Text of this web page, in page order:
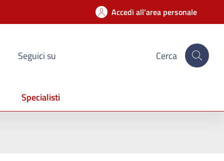
Accedi all'area personale
Seguici su Cerca
Specialisti